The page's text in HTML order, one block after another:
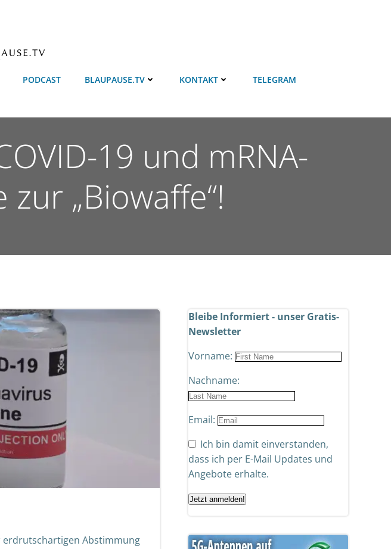
PODCAST BLAUPAUSE.TV KONTAKT TELEGRAM
19 und mRNA-
„Biowaffe“!
erdrutschartigen Abstimmung
Bleibe Informiert - unser Gratis-
Newsletter
Vorname:
Nachname:
Email:
Ich bin damit einverstanden,
dass ich per E-Mail Updates und
Angebote erhalte.
Jetzt anmelden!